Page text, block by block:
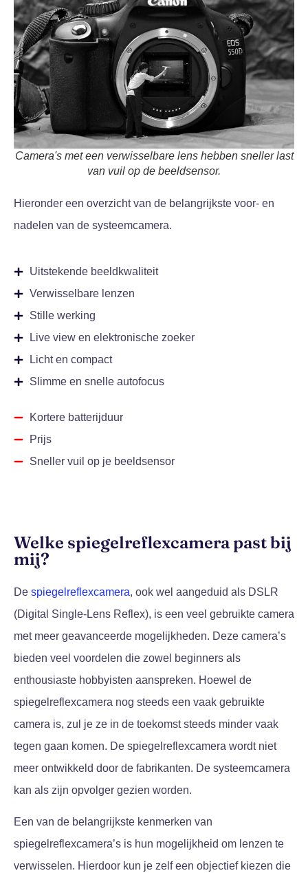
Camera's met een verwisselbare lens hebben sneller last
van vuil op de beeldsensor.
Hieronder een overzicht van de belangrijkste voor- en
nadelen van de systeemcamera.
Uitstekende beeldkwaliteit
Verwisselbare lenzen
Stille werking
Live view en elektronische zoeker
Licht en compact
Slimme en snelle autofocus
Kortere batterijduur
Prijs
Sneller vuil op je beeldsensor
Welke spiegelreflexcamera past bij
mij?
De spiegelreflexcamera, ook wel aangeduid als DSLR
(Digital Single-Lens Reflex), is een veel gebruikte camera
met meer geavanceerde mogelijkheden. Deze camera’s
bieden veel voordelen die zowel beginners als
enthousiaste hobbyisten aanspreken. Hoewel de
spiegelreflexcamera nog steeds een vaak gebruikte
camera is, zul je ze in de toekomst steeds minder vaak
tegen gaan komen. De spiegelreflexcamera wordt niet
meer ontwikkeld door de fabrikanten. De systeemcamera
kan als zijn opvolger gezien worden.
Een van de belangrijkste kenmerken van
spiegelreflexcamera’s is hun mogelijkheid om lenzen te
verwisselen. Hierdoor kun je zelf een objectief kiezen die